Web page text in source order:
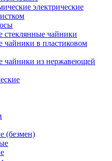
электрические
стеклянные чайники
чайники в пластиковом
чайники из нержавеющей
(безмен)